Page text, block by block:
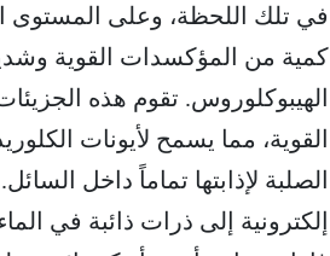
في تلك اللحظة، وعلى المستوى
كمية من المؤكسدات القوية
الهيبوكلوروس. تقوم هذه
القوية، مما يسمح لأيونات
الصلبة لإذابتها تماماً داخل
إلكترونية إلى ذرات ذائبة في